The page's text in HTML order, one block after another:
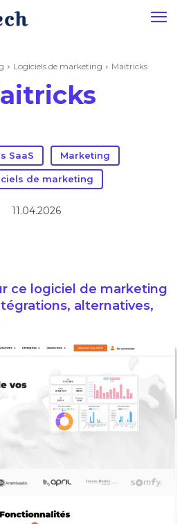
Logiciels de marketing Maitricks
SaaS Marketing
de marketing
11.04.2026
ce logiciel de marketing
alternatives,